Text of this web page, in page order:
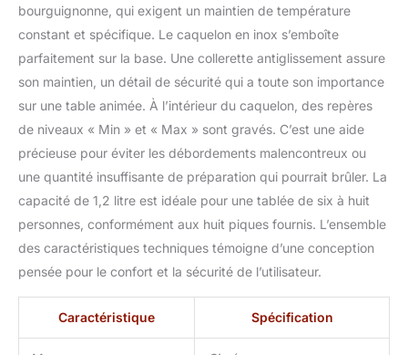
bourguignonne, qui exigent un maintien de température
constant et spécifique. Le caquelon en inox s’emboîte
parfaitement sur la base. Une collerette antiglissement assure
son maintien, un détail de sécurité qui a toute son importance
sur une table animée. À l’intérieur du caquelon, des repères
de niveaux « Min » et « Max » sont gravés. C’est une aide
précieuse pour éviter les débordements malencontreux ou
une quantité insuffisante de préparation qui pourrait brûler. La
capacité de 1,2 litre est idéale pour une tablée de six à huit
personnes, conformément aux huit piques fournis. L’ensemble
des caractéristiques techniques témoigne d’une conception
pensée pour le confort et la sécurité de l’utilisateur.
Caractéristique Spécification